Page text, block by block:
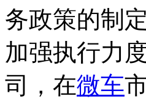
务政策的制
加强执行力
司，在微车